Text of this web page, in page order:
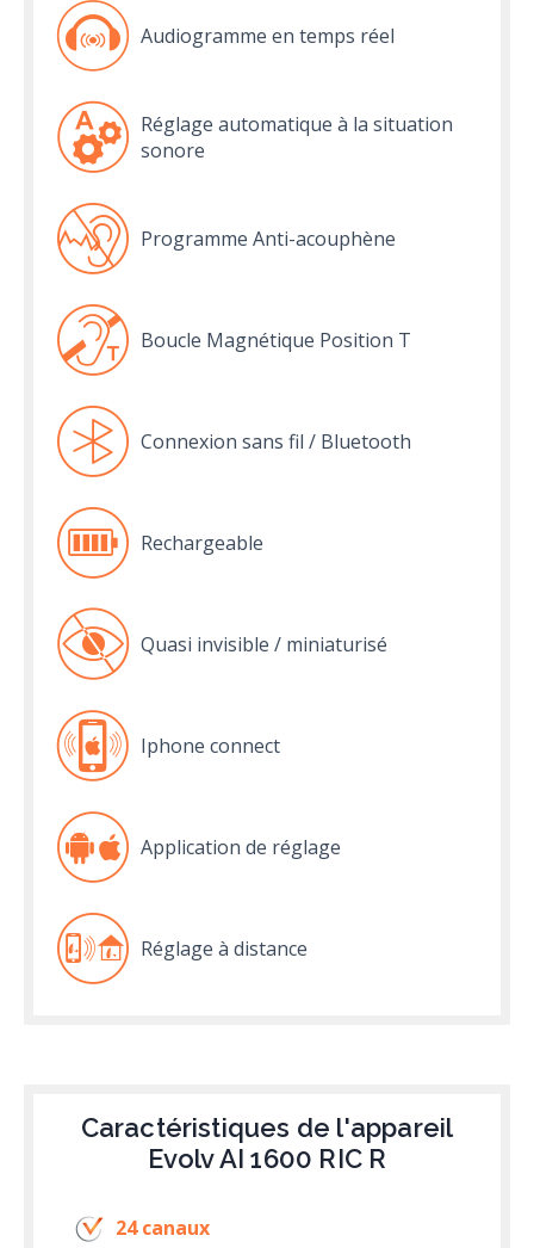
Audiogramme en temps réel
Réglage automatique à la situation
sonore
Programme Anti-acouphène
Boucle Magnétique Position T
Connexion sans fil / Bluetooth
Rechargeable
Quasi invisible / miniaturisé
Iphone connect
Application de réglage
Réglage à distance
Caractéristiques de l'appareil
Evolv AI 1600 RIC R
24 canaux